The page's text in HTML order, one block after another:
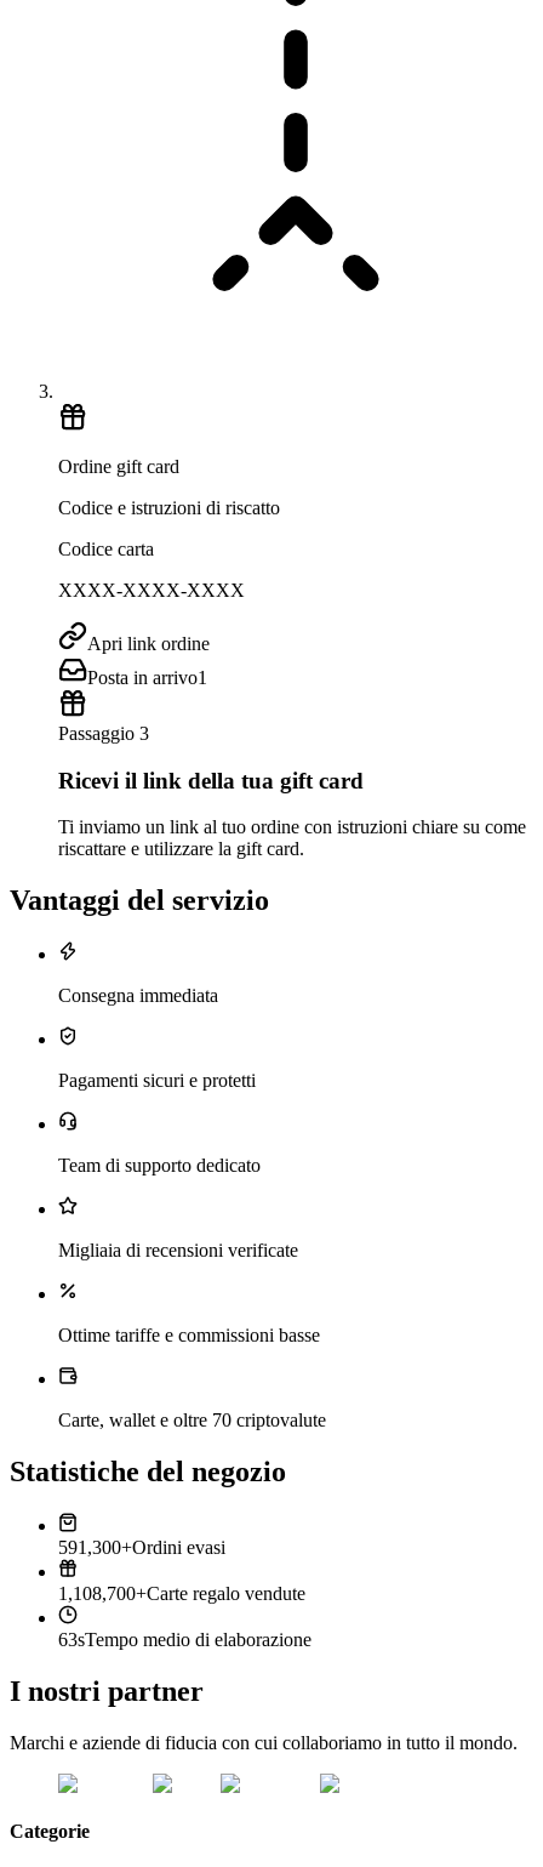
Ordine gift card
Codice e istruzioni di riscatto
Codice carta
XXXX-XXXX-XXXX
Apri link ordine
Posta in arrivo1
Passaggio 3
Ricevi il link della tua gift card
Ti inviamo un link al tuo ordine con istruzioni chiare su come
riscattare e utilizzare la gift card.
Vantaggi del servizio
Consegna immediata
Pagamenti sicuri e protetti
Team di supporto dedicato
Migliaia di recensioni verificate
Ottime tariffe e commissioni basse
Carte, wallet e oltre 70 criptovalute
Statistiche del negozio
591,300+Ordini evasi
1,108,700+Carte regalo vendute
63sTempo medio di elaborazione
I nostri partner
Marchi e aziende di fiducia con cui collaboriamo in tutto il mondo.
Categorie